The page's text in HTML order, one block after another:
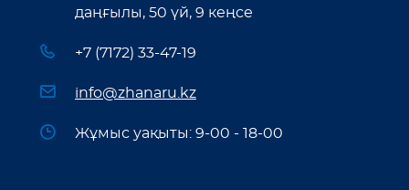
даңғылы, 50 үй, 9 кеңсе
+7 (7172) 33-47-19
info@zhanaru.kz
Жұмыс уақыты: 9-00 - 18-00